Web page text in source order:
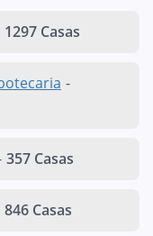
1297 Casas
-
357 Casas
846 Casas